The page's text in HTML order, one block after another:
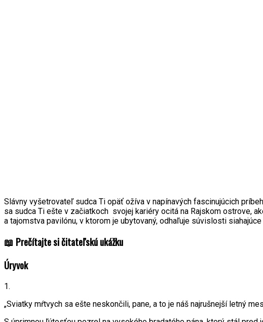
Slávny vyšetrovateľ sudca Ti opäť ožíva v napínavých fascinujúcich
sa sudca Ti ešte v začiatkoch svojej kariéry ocitá na Rajskom ostrove,
a tajomstva pavilónu, v ktorom je ubytovaný, odhaľuje súvislosti
📖 Prečítajte si čitateľskú ukážku
Úryvok
1.
„Sviatky mŕtvych sa ešte neskončili, pane, a to je náš najrušnejší letný